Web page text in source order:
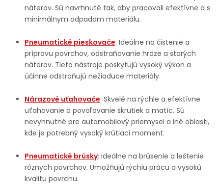
náterov. Sú navrhnuté tak, aby pracovali efektívne a s
minimálnym odpadom materiálu.
Pneumatické pieskovače: Ideálne na čistenie a
prípravu povrchov, odstraňovanie hrdze a starých
náterov. Tieto nástroje poskytujú vysoký výkon a
účinne odstraňujú nežiaduce materiály.
Nárazové uťahovače: Skvelé na rýchle a efektívne
uťahovanie a povoľovanie skrutiek a matíc. Sú
nevyhnutné pre automobilový priemysel a iné oblasti,
kde je potrebný vysoký krútiaci moment.
Pneumatické brúsky: Ideálne na brúsenie a leštenie
rôznych povrchov. Umožňujú rýchlu prácu a vysokú
kvalitu povrchu.